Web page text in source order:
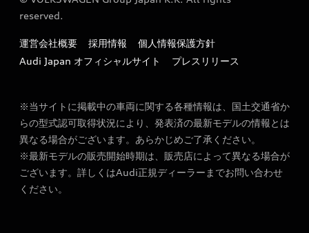
reserved.
運営会社概要 採用情報
個人情報保護方針
Audi Japan オフィシャルサイト
プレスリリース
※当サイトに掲載中の車両に関する各種情報は、国土交通省か
らの型式認可取得状況により、発表済の最新モデルの情報とは
異なる場合がございます。あらかじめご了承ください。
※最新モデルの販売開始時期は、販売店によって異なる場合が
ございます。詳しくはAudi正規ディーラーまでお問い合わせ
ください。